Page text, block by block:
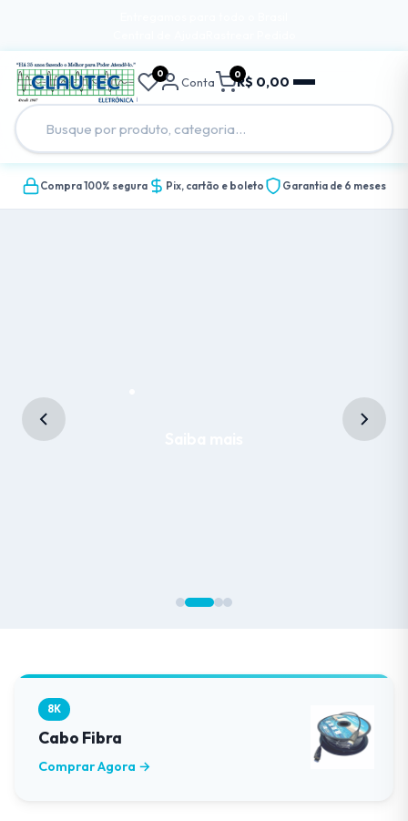
0
Conta R$ 0,00
0
Compra 100% segura Pix, cartão e boleto Garantia de 6 meses
8K
Cabo Fibra
Comprar Agora →